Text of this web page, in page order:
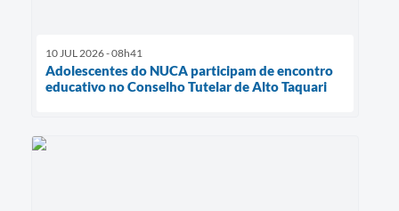
10 JUL 2026 - 08h41
Adolescentes do NUCA participam de encontro
educativo no Conselho Tutelar de Alto Taquari